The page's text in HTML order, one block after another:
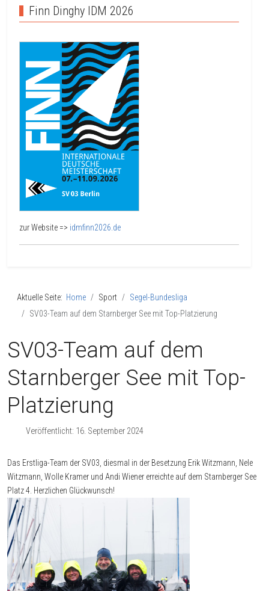
Finn Dinghy IDM 2026
zur Website => idmfinn2026.de
Aktuelle Seite: Home Sport
Segel-Bundesliga
SV03-Team auf dem Starnberger See mit Top-Platzierung
SV03-Team auf dem
Starnberger See mit Top-
Platzierung
Veröffentlicht: 16. September 2024
Das Erstliga-Team der SV03, diesmal in der Besetzung Erik Witzmann, Nele
Witzmann, Wolle Kramer und Andi Wiener erreichte auf dem Starnberger See
Platz 4. Herzlichen Glückwunsch!